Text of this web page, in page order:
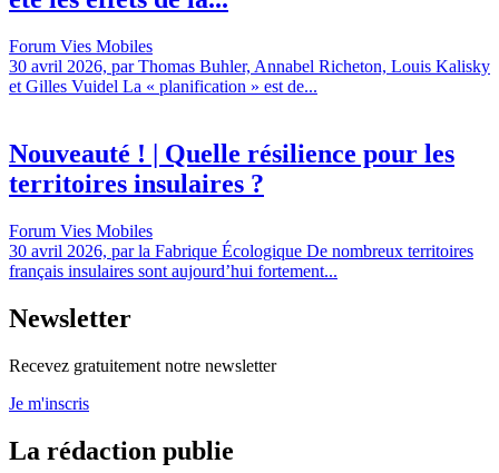
Forum Vies Mobiles
30 avril 2026, par Thomas Buhler, Annabel Richeton, Louis Kalisky
et Gilles Vuidel La « planification » est de...
Nouveauté ! | Quelle résilience pour les
territoires insulaires ?
Forum Vies Mobiles
30 avril 2026, par la Fabrique Écologique De nombreux territoires
français insulaires sont aujourd’hui fortement...
Newsletter
Recevez gratuitement notre newsletter
Je m'inscris
La rédaction publie